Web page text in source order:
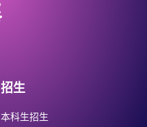
招生
本科生招生